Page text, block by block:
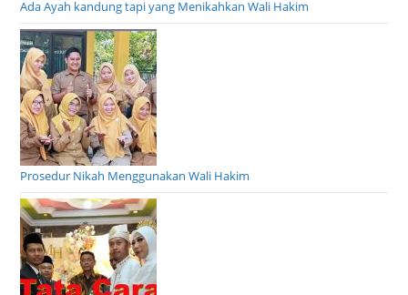
Ada Ayah kandung tapi yang Menikahkan Wali Hakim
Prosedur Nikah Menggunakan Wali Hakim